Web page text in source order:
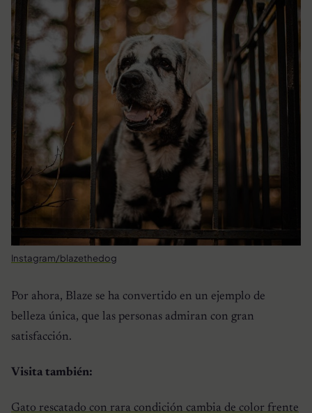
Instagram/blazethedog
Por ahora, Blaze se ha convertido en un ejemplo de
belleza única, que las personas admiran con gran
satisfacción.
Visita también:
Gato rescatado con rara condición cambia de color frente